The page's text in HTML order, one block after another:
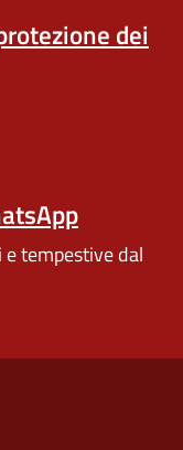
dei
tempestive dal